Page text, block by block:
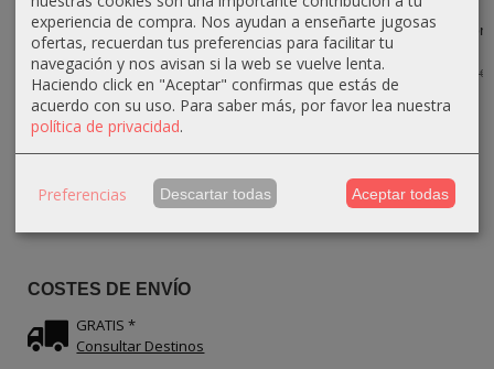
IDIOMA
COSTES DE ENVÍO
GRATIS *
Consultar Destinos
Octagonal de
Madera de...
27,00 €
Alto de Madera
de olivo...
31,59 €
39,00 €
Madera de olivo
–...
42,30 €47,00 €
Pimentero con
29,00 €
experiencia de compra. Nos ayudan a enseñarte jugosas
ofertas, recuerdan tus preferencias para facilitar tu
navegación y nos avisan si la web se vuelve lenta.
Haciendo click en "Aceptar" confirmas que estás de
acuerdo con su uso. Para saber más, por favor lea nuestra
política de privacidad.
Preferencias Descartar todas Aceptar todas